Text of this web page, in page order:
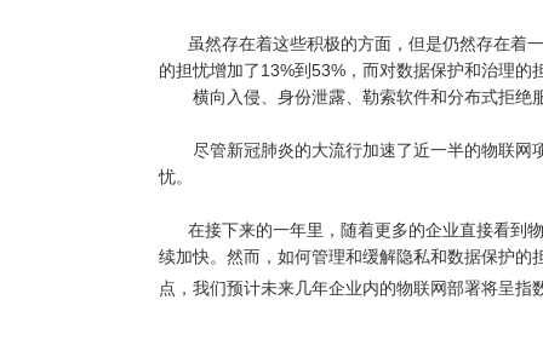
虽然存在着这些积极的方面，但是仍然存在着
的担忧增加了13%到53%，而对数据保护和治理
横向入侵、身份泄露、勒索软件和分布式拒绝
尽管新冠肺炎的大流行加速了近一半的物联网
忧。
在接下来的一年里，随着更多的企业直接看到
续加快。然而，如何管理和缓解隐私和数据保护
点，我们预计未来几年企业内的物联网部署将呈指